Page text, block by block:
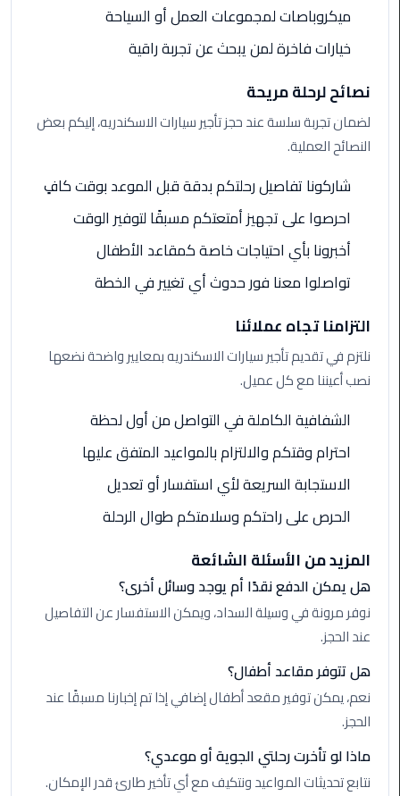
ليموزين
توصيل
المطار
ليموزين
مطار
مرسي
مطروح
مطار
اكتوبر
ليموزين
الغردقة
ليموزين
القاهرة
ليموزين
ليموزين
مطار
القاهرة
الساخن
ليموزين
مطار
العاصمة
الادارية
ميكروباصات لمجموعات العمل أو السياحة
خيارات فاخرة لمن يبحث عن تجربة راقية
نصائح لرحلة مريحة
لضمان تجربة سلسة عند حجز تأجير سيارات الاسكندريه، إليكم بعض
النصائح العملية.
شاركونا تفاصيل رحلتكم بدقة قبل الموعد بوقت كافٍ
احرصوا على تجهيز أمتعتكم مسبقًا لتوفير الوقت
أخبرونا بأي احتياجات خاصة كمقاعد الأطفال
تواصلوا معنا فور حدوث أي تغيير في الخطة
التزامنا تجاه عملائنا
نلتزم في تقديم تأجير سيارات الاسكندريه بمعايير واضحة نضعها
نصب أعيننا مع كل عميل.
الشفافية الكاملة في التواصل من أول لحظة
احترام وقتكم والالتزام بالمواعيد المتفق عليها
الاستجابة السريعة لأي استفسار أو تعديل
الحرص على راحتكم وسلامتكم طوال الرحلة
المزيد من الأسئلة الشائعة
هل يمكن الدفع نقدًا أم يوجد وسائل أخرى؟
نوفر مرونة في وسيلة السداد، ويمكن الاستفسار عن التفاصيل
عند الحجز.
هل تتوفر مقاعد أطفال؟
نعم، يمكن توفير مقعد أطفال إضافي إذا تم إخبارنا مسبقًا عند
الحجز.
ماذا لو تأخرت رحلتي الجوية أو موعدي؟
نتابع تحديثات المواعيد ونتكيف مع أي تأخير طارئ قدر الإمكان.